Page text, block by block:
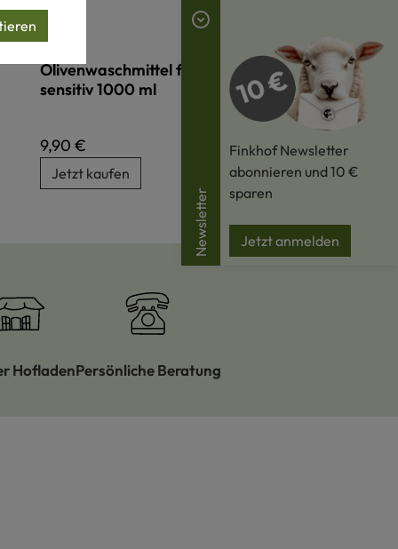
Olivenwaschmittel für Wolle und Seide -
sensitiv 1000 ml
Regulärer Preis:
9,90 €
Jetzt kaufen
HofladenPersönliche Beratung
Newsletter
Finkhof Newsletter
abonnieren und 10 €
sparen
Jetzt anmelden